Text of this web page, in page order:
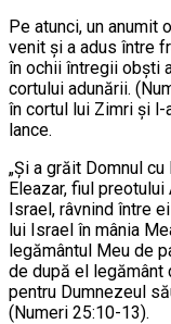
Pe atunci, un anumit
venit şi a adus între
în ochii întregii obşti
cortului adunării.
în cortul lui Zimri şi
lance.
„Şi a grăit Domnul
Eleazar, fiul
Israel, râvnind între
lui Israel în mânia
legământul Meu de
de după el legământ
pentru Dumnezeul
(Numeri 25:10-13).